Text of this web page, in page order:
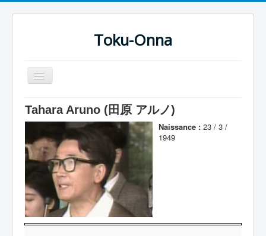
Toku-Onna
Basculer
la
Accueil
Toku-Actrices
Toku-Critiques
Séries
Films
COSAA
Dessins
Tahara Aruno (田原 アルノ)
Naissance : 23 / 3 /
1949